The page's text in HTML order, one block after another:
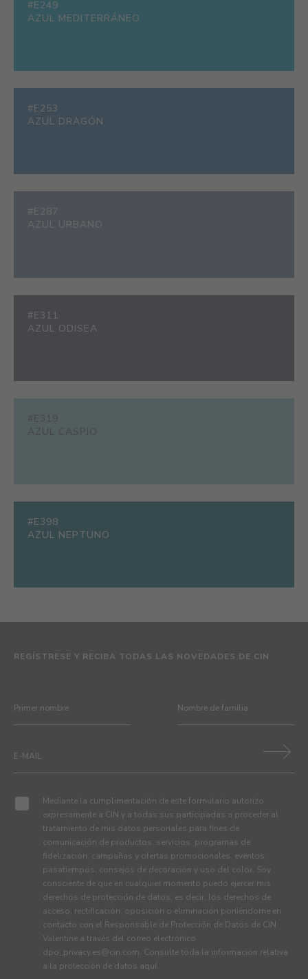
#E249
AZUL MEDITERRÁNEO
#E253
AZUL DRAGÓN
#E287
AZUL URBANO
#E311
AZUL ODISEA
#E319
AZUL CASPIO
#E398
AZUL NEPTUNO
REGÍSTRESE Y RECIBA TODAS LAS NOVEDADES DE CIN
Mediante la cumplimentación de este formulario autorizo
expresamente a CIN y a todas sus participadas a proceder al
tratamiento de mis datos personales para fines de
comunicación de productos, servicios, programas de
fidelización, campañas y ofertas promocionales, eventos,
pasatiempos, consejos de decoración y uso del color. Soy
consciente de que en cualquier momento puedo ejercer mis
derechos de protección de datos, es decir, los derechos de
acceso, rectificación, oposición o eliminación poniéndome en
contacto con el Responsable de Protección de Datos de CIN
Valentine a través del correo electrónico
dpo_privacy.es@cin.com. Consulte toda la información relativa
a la protección de datos aquí.